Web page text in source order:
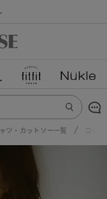
ツ・カットソー一覧 コッ